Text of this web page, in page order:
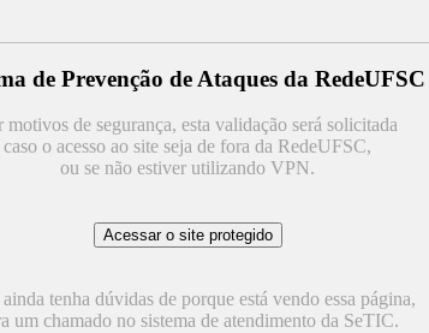
de Prevenção de Ataques da RedeUFSC
motivos de segurança, esta validação será solicitada
caso o acesso ao site seja de fora da RedeUFSC,
ou se não estiver utilizando VPN.
tenha dúvidas de porque está vendo essa página,
um chamado no sistema de atendimento da SeTIC.